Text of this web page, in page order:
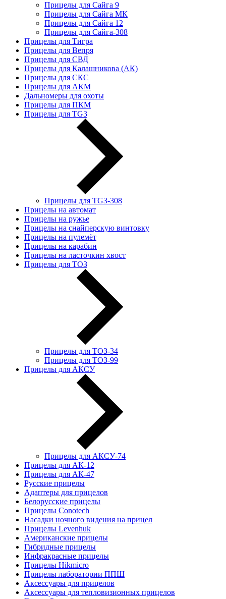
Прицелы для Сайга 9
Прицелы для Сайга МК
Прицелы для Сайга 12
Прицелы для Сайга-308
Прицелы для Тигра
Прицелы для Вепря
Прицелы для СВД
Прицелы для Калашникова (АК)
Прицелы для СКС
Прицелы для АКМ
Дальномеры для охоты
Прицелы для ПКМ
Прицелы для TG3
Прицелы для TG3-308
Прицелы на автомат
Прицелы на ружье
Прицелы на снайперскую винтовку
Прицелы на пулемёт
Прицелы на карабин
Прицелы на ласточкин хвост
Прицелы для ТОЗ
Прицелы для ТОЗ-34
Прицелы для ТОЗ-99
Прицелы для АКСУ
Прицелы для АКСУ-74
Прицелы для АК-12
Прицелы для АК-47
Русские прицелы
Адаптеры для прицелов
Белорусские прицелы
Прицелы Conotech
Насадки ночного видения на прицел
Прицелы Levenhuk
Американские прицелы
Гибридные прицелы
Инфракрасные прицелы
Прицелы Hikmicro
Прицелы лаборатории ППШ
Аксессуары для прицелов
Аксессуары для тепловизионных прицелов